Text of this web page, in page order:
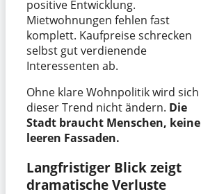
positive Entwicklung.
Mietwohnungen fehlen fast
komplett. Kaufpreise schrecken
selbst gut verdienende
Interessenten ab.
Ohne klare Wohnpolitik wird sich
dieser Trend nicht ändern. Die
Stadt braucht Menschen, keine
leeren Fassaden.
Langfristiger Blick zeigt
dramatische Verluste